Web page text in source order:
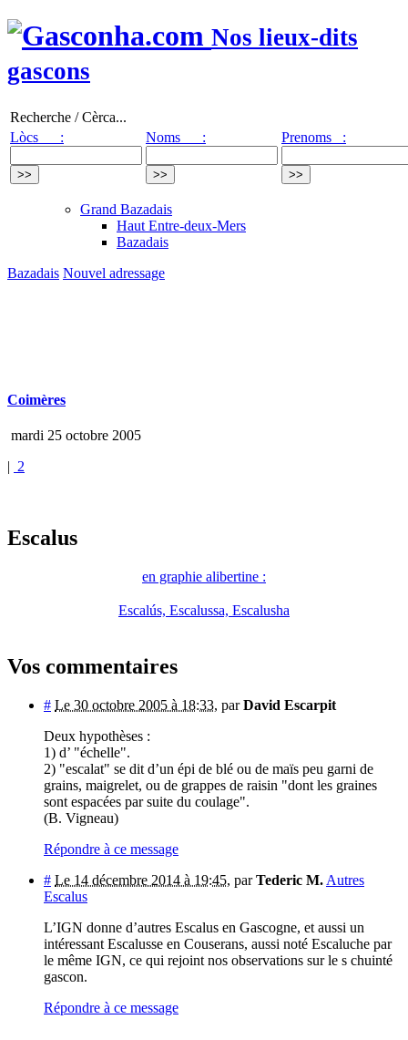
Nos lieux-dits
gascons
Recherche / Cèrca...
Lòcs :
Noms : Prenoms :
Grand Bazadais
Haut Entre-deux-Mers
Bazadais
Bazadais Nouvel adressage
Coimères
mardi 25 octobre 2005
| 2
Escalus
en graphie alibertine :
Escalús, Escalussa, Escalusha
Vos commentaires
# Le 30 octobre 2005 à 18:33, parDavid Escarpit
Deux hypothèses :
1) d’ "échelle".
2) "escalat" se dit d’un épi de blé ou de maïs peu garni de
grains, maigrelet, ou de grappes de raisin "dont les graines
sont espacées par suite du coulage".
(B. Vigneau)
Répondre à ce message
# Le 14 décembre 2014 à 19:45, parTederic M. Autres
Escalus
L’IGN donne d’autres Escalus en Gascogne, et aussi un
intéressant Escalusse en Couserans, aussi noté Escaluche par
le même IGN, ce qui rejoint nos observations sur le s chuinté
gascon.
Répondre à ce message